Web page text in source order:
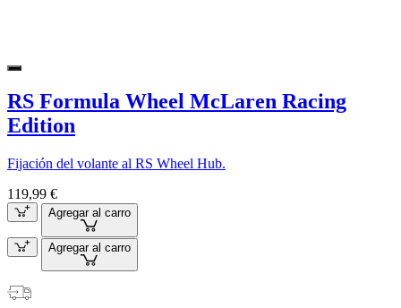
RS Formula Wheel McLaren Racing
Edition
Fijación del volante al RS Wheel Hub.
119,99 €
Agregar al carro
Agregar al carro